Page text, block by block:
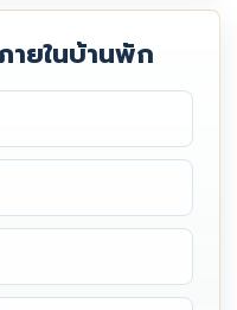
ายในบ้านพัก